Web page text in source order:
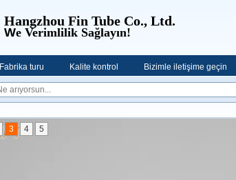
Hangzhou Fin Tube Co., Ltd.
We Verimlilik Sağlayın!
Fabrika turu Kalite kontrol Bizimle iletişime geçin
3 4 5